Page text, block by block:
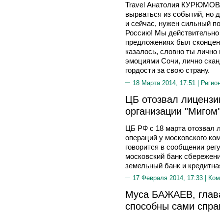
Travel Анатолия
вырваться из событий, но
и сейчас, нужен сильный
Россию! Мы
предложениях был
казалось, словно ты
эмоциями Сочи, лично
гордости за свою страну.
18 Марта 2014, 17:51 |
ЦБ отозвал
организации
ЦБ РФ с 18 марта отозвал
операций у московского
говорится в сообщении
московский банк
земельный банк и
17 Февраля 2014, 17:33 |
Муса БАЖАЕВ,
способны сами